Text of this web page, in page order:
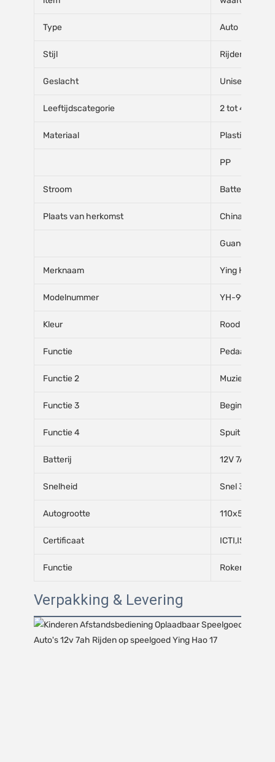
Type Auto
Stijl Rijdend
Geslacht Unisex
Leeftijdscategorie 2 tot 4 jaar, 5
Materiaal Plastic
PP
Stroom Batterij
Plaats van herkomst China
Guangdong
Merknaam Ying Hao
Modelnummer YH-99173
Kleur Rood
Functie Pedaalstart
Functie 2 Muziek &
Functie 3 Begin
Functie 4 Spuit als een
Batterij 12V 7Ah
Snelheid Snel 3,8 km/
Autogrootte
Certificaat
Functie Roken in de
Verpakking & Levering